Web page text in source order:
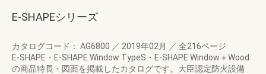
E-SHAPEシリーズ
カタログコード： AG6800 ／ 2019年02月 ／ 全216ページ
E-SHAPE・E-SHAPE Window TypeS・E-SHAPE Window＋Wood
の商品特長・図面を掲載したカタログです。大臣認定防火設備